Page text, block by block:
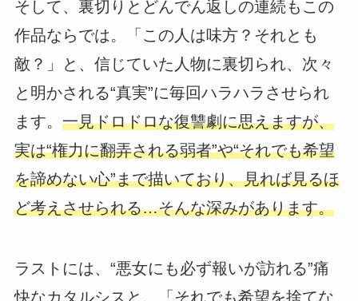
そして、裏切りとどんでん返しの連続もこの
作品ならでは。「この人は味方？それとも
敵？」と、信じていた人物に裏切られ、次々
と明かされる“真実”に毎回ハラハラさせられ
ます。 一見ドロドロな復讐劇に思えますが、
実は“権力に翻弄される弱者”や“それでも希望
を諦めない心”まで描いており、見れば見るほ
ど考えさせられる…そんな深みがあります。
ラストには、“悪女にも必ず報いが訪れる”痛
快なカタルシスと、「それでも希望を捨てな